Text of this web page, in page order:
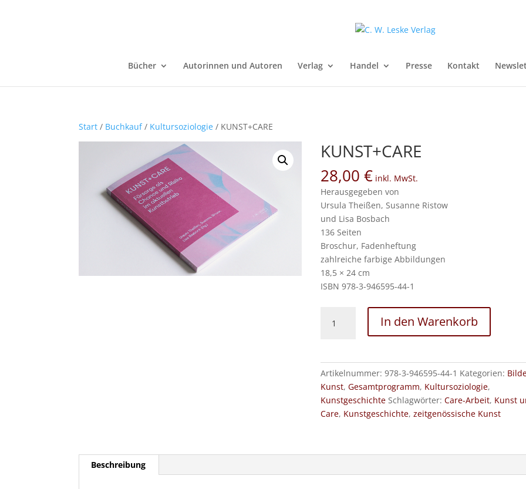
Bücher Autorinnen und Autoren Verlag Handel Presse Kontakt
Start / Buchkauf/ Kultursoziologie / KUNST+CARE
KUNST+CARE
28,00€ inkl. MwSt.
Herausgegeben von
Ursula Theißen, Susanne Ristow
und Lisa Bosbach
136 Seiten
Broschur, Fadenheftung
zahlreiche farbige Abbildungen
18,5 × 24 cm
ISBN 978-3-946595-44-1
Menge
In den Warenkorb
Artikelnummer:978-3-946595-44-1 Kategorien:
Kunst,Gesamtprogramm, Kultursoziologie,
Kunstgeschichte Schlagwörter:Care-Arbeit, Kunst
Care, Kunstgeschichte,zeitgenössische Kunst
Beschreibung